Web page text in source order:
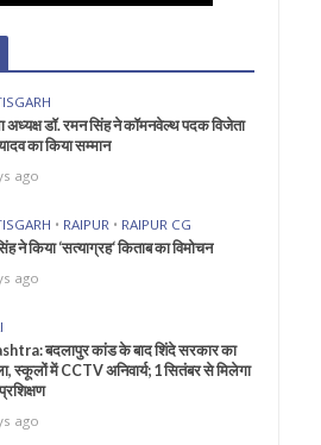
अध्यक्ष डॉ. रमन सिंह ने कॉमनवेल्थ पदक विजेता
यादव का किया सम्मान
ago
• RAIPUR • RAIPUR CG
ने किया ‘सत्याग्रह‘ किताब का विमोचन
ago
बदलापुर कांड के बाद शिंदे सरकार का
स्कूलों में CCTV अनिवार्य; 1 सितंबर से मिलेगा
ago